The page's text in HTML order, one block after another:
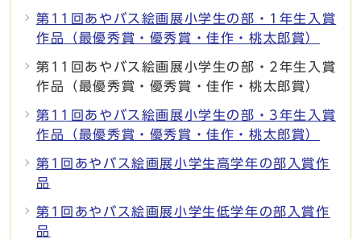
第11回あやバス絵画展小学生の部・1年生入賞
作品（最優秀賞・優秀賞・佳作・桃太郎賞）
第11回あやバス絵画展小学生の部・2年生入賞
作品（最優秀賞・優秀賞・佳作・桃太郎賞）
第11回あやバス絵画展小学生の部・3年生入賞
作品（最優秀賞・優秀賞・佳作・桃太郎賞）
第1回あやバス絵画展小学生高学年の部入賞作
品
第1回あやバス絵画展小学生低学年の部入賞作
品